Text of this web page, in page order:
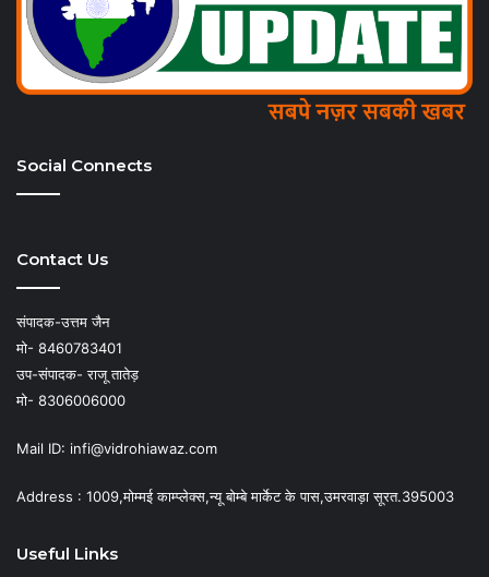
Social Connects
Contact Us
संपादक-उत्तम जैन
मो- 8460783401
उप-संपादक- राजू तातेड़
मो- 8306006000
Mail ID: infi@vidrohiawaz.com
Address : 1009,मोम्मई काम्प्लेक्स,न्यू बोम्बे मार्केट के पास,उमरवाड़ा सूरत.395003
Useful Links